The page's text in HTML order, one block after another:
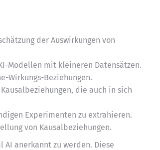
der Auswirkungen von
Modellen mit kleineren Datensätzen.
Wirkungs-Beziehungen.
die auch in sich
Experimenten zu extrahieren.
von Kausalbeziehungen.
anerkannt zu werden. Diese